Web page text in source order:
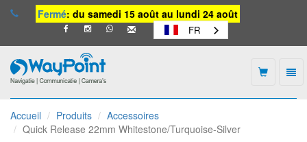
Fermé: du samedi 15 août au lundi 24 août
FR
-
vers
la
Accueil Produits
Accessoires
Quick Release 22mm Whitestone/Turquoise-Silver